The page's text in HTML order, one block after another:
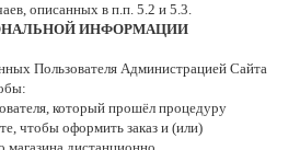
описанных в п.п. 5.2 и 5.3.
ИНФОРМАЦИИ
Пользователя Администрацией Сайта
который прошёл процедуру
чтобы оформить заказ и (или)